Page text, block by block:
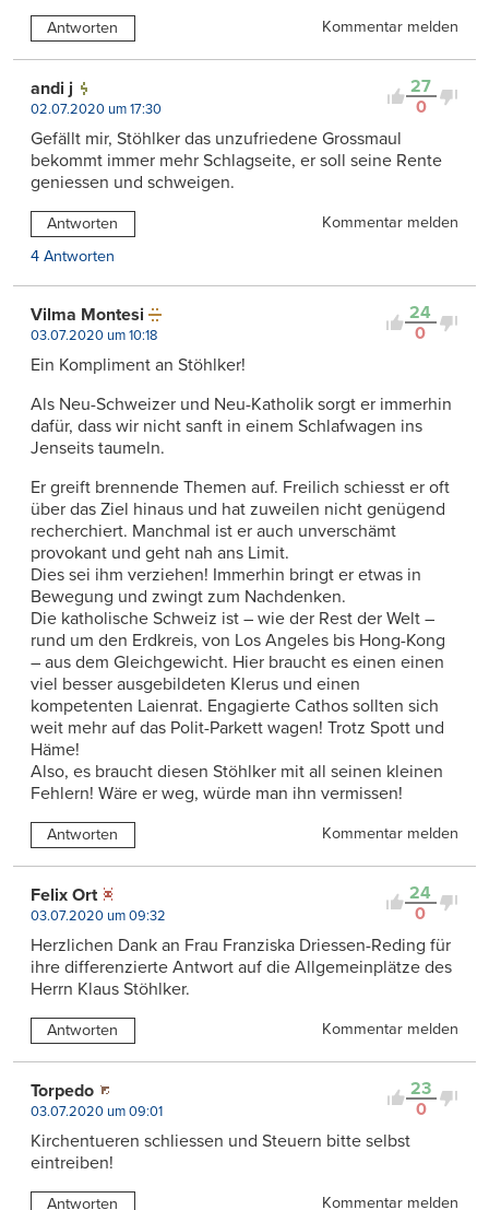
Antworten Kommentar melden
27
0
andi j
02.07.2020 um 17:30
Gefällt mir, Stöhlker das unzufriedene Grossmaul
bekommt immer mehr Schlagseite, er soll seine Rente
geniessen und schweigen.
Antworten
Kommentar melden
4 Antworten
24
0
Vilma Montesi
03.07.2020 um 10:18
Ein Kompliment an Stöhlker!
Als Neu-Schweizer und Neu-Katholik sorgt er immerhin
dafür, dass wir nicht sanft in einem Schlafwagen ins
Jenseits taumeln.
Er greift brennende Themen auf. Freilich schiesst er oft
über das Ziel hinaus und hat zuweilen nicht genügend
recherchiert. Manchmal ist er auch unverschämt
provokant und geht nah ans Limit.
Dies sei ihm verziehen! Immerhin bringt er etwas in
Bewegung und zwingt zum Nachdenken.
Die katholische Schweiz ist – wie der Rest der Welt –
rund um den Erdkreis, von Los Angeles bis Hong-Kong
– aus dem Gleichgewicht. Hier braucht es einen einen
viel besser ausgebildeten Klerus und einen
kompetenten Laienrat. Engagierte Cathos sollten sich
weit mehr auf das Polit-Parkett wagen! Trotz Spott und
Häme!
Also, es braucht diesen Stöhlker mit all seinen kleinen
Fehlern! Wäre er weg, würde man ihn vermissen!
Antworten Kommentar melden
24
0
Felix Ort
03.07.2020 um 09:32
Herzlichen Dank an Frau Franziska Driessen-Reding für
ihre differenzierte Antwort auf die Allgemeinplätze des
Herrn Klaus Stöhlker.
Antworten Kommentar melden
23
0
Torpedo
03.07.2020 um 09:01
Kirchentueren schliessen und Steuern bitte selbst
eintreiben!
Antworten Kommentar melden